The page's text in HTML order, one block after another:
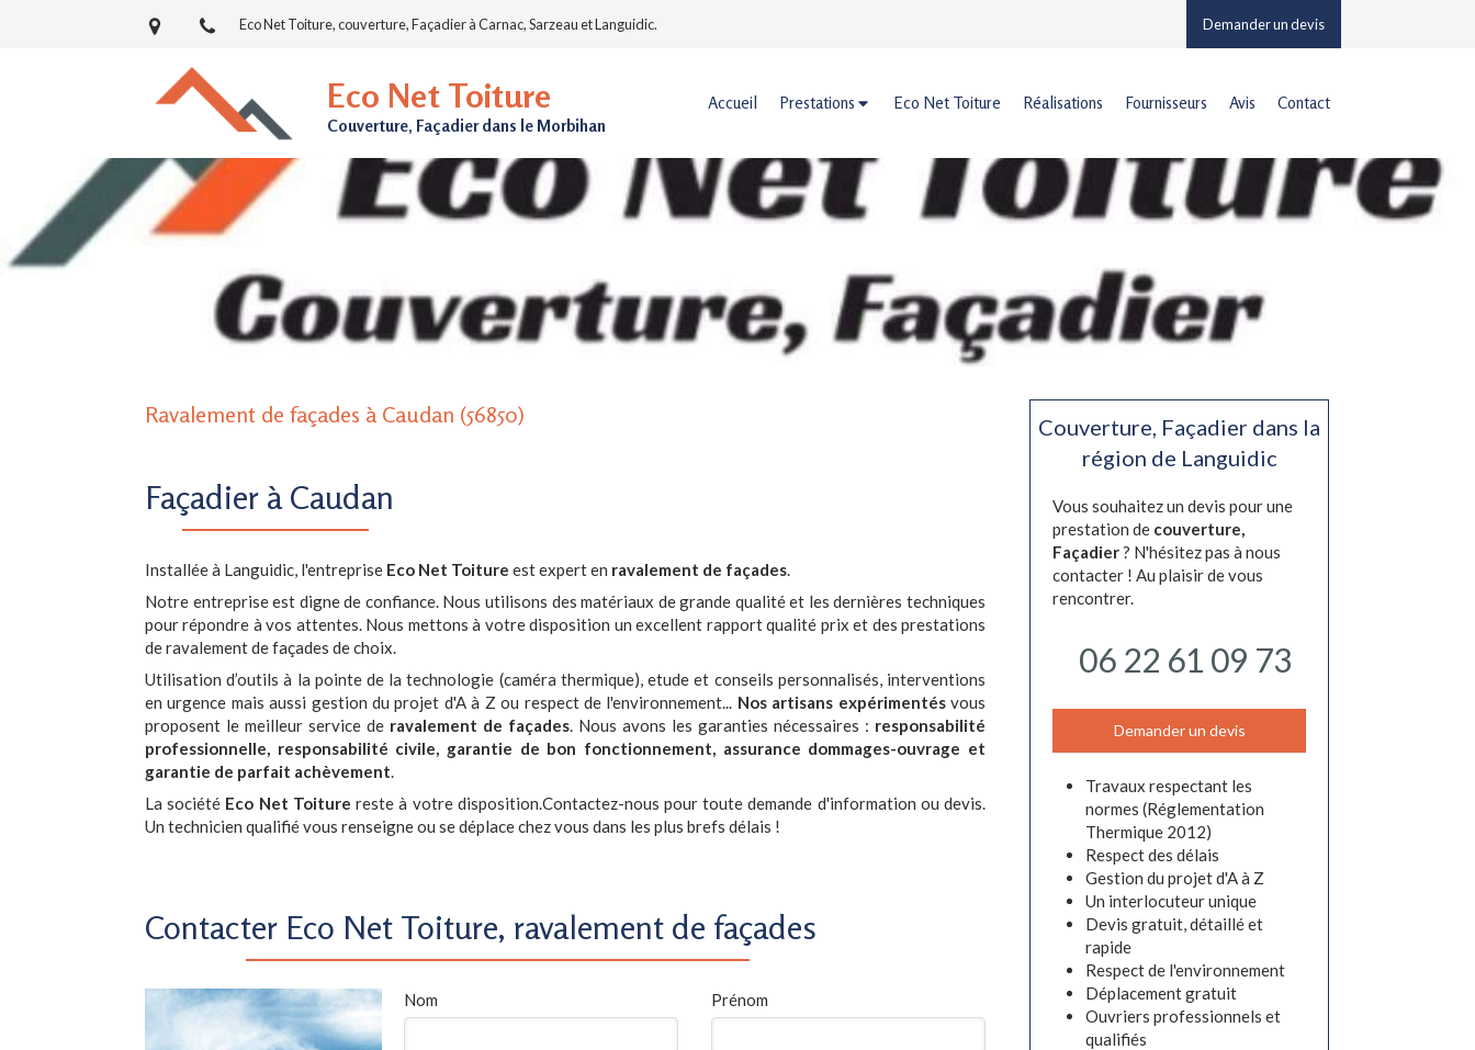
Eco Net Toiture, couverture, Façadier à Carnac, Sarzeau et Languidic. Demander un devis
Accueil Prestations Eco Net Toiture Réalisations Fournisseurs Avis Contact
Eco Net Toiture
Couverture, Façadier dans le Morbihan
Ravalement de façades à Caudan (56850)
Façadier à Caudan
Installée à Languidic, l'entreprise Eco Net Toiture est expert en ravalement de façades.
Notre entreprise est digne de confiance. Nous utilisons des matériaux de grande qualité et les dernières techniques
pour répondre à vos attentes. Nous mettons à votre disposition un excellent rapport qualité prix et des prestations
de ravalement de façades de choix.
Utilisation d’outils à la pointe de la technologie (caméra thermique), etude et conseils personnalisés, interventions
en urgence mais aussi gestion du projet d'A à Z ou respect de l'environnement... Nos artisans expérimentésvous
proposent le meilleur service de ravalement de façades. Nous avons les garanties nécessaires : responsabilité
professionnelle, responsabilité civile, garantie de bon fonctionnement, assurance dommages-ouvrage et
garantie de parfait achèvement.
La société Eco Net Toiture reste à votre disposition.Contactez-nous pour toute demande d'information ou devis.
Un technicien qualifié vous renseigne ou se déplace chez vous dans les plus brefs délais !
Contacter Eco Net Toiture, ravalement de façades
Nom Prénom
Couverture, Façadier dans la
région de Languidic
Vous souhaitez un devis pour une
prestation de couverture,
Façadier? N'hésitez pas à nous
contacter ! Au plaisir de vous
rencontrer.
06 22 61 09 73
Demander un devis
Travaux respectant les
normes (Réglementation
Thermique 2012)
Respect des délais
Gestion du projet d'A à Z
Un interlocuteur unique
Devis gratuit, détaillé et
rapide
Respect de l'environnement
Déplacement gratuit
Ouvriers professionnels et
qualifiés